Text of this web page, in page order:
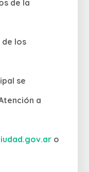
de la
de los
se
a
o